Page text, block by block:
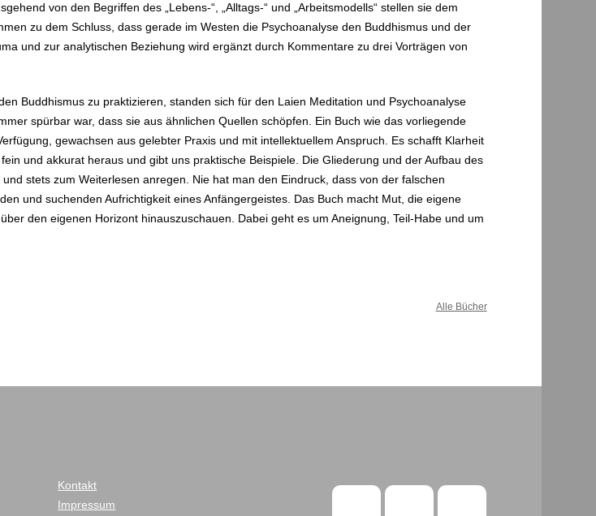
von den Begriffen des „Lebens-“, „Alltags-“ und „Arbeitsmodells“ stellen sie dem
zu dem Schluss, dass gerade im Westen die Psychoanalyse den Buddhismus und der
und zur analytischen Beziehung wird ergänzt durch Kommentare zu drei Vorträgen von
Buddhismus zu praktizieren, standen sich für den Laien Meditation und Psychoanalyse
spürbar war, dass sie aus ähnlichen Quellen schöpfen. Ein Buch wie das vorliegende
gewachsen aus gelebter Praxis und mit intellektuellem Anspruch. Es schafft Klarheit
und akkurat heraus und gibt uns praktische Beispiele. Die Gliederung und der Aufbau des
stets zum Weiterlesen anregen. Nie hat man den Eindruck, dass von der falschen
und suchenden Aufrichtigkeit eines Anfängergeistes. Das Buch macht Mut, die eigene
den eigenen Horizont hinauszuschauen. Dabei geht es um Aneignung, Teil-Habe und um
Alle Bücher
Kontakt
Impressum